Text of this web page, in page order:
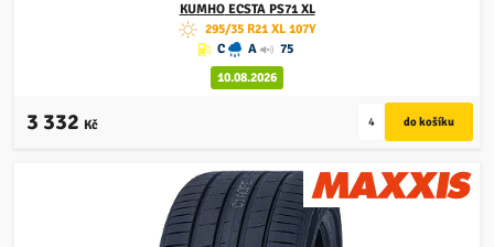
KUMHOECSTA PS71 XL
295/35 R21 XL 107Y
C
A
75
10.08.2026
3 332 Kč